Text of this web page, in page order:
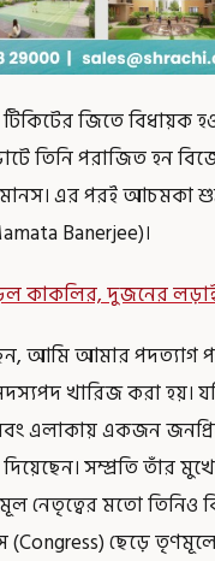
জিতে বিধায়ক
তিনি পরাজিত হন
এর পরই আচমকা
Banerjee)।
কাকলির, দুজনের লড়াই
আমি আমার পদত্যাগ
খারিজ করা হয়।
এলাকায় একজন
সম্প্রতি তাঁর
নেতৃত্বের মতো তিনিও
(Congress) ছেড়ে